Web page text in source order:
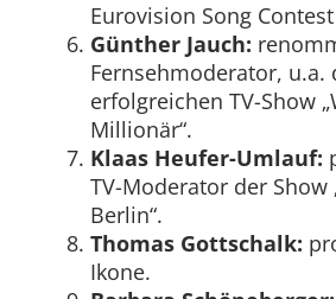
Eurovision Song
Günther Jauch:
Fernsehmoderator, u.a.
erfolgreichen TV-Show
Millionär“.
Klaas Heufer-Umlauf:
TV-Moderator der Show
Berlin“.
Thomas Gottschalk:
Ikone.